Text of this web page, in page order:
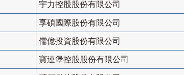
宇力控股股份有限公司
享碩國際股份有限公司
儒億投資股份有限公司
寶連堡控股股份有限公司